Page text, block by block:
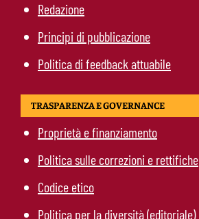
Redazione
Principi di pubblicazione
Politica di feedback attuabile
TRASPARENZA E GOVERNANCE
Proprietà e finanziamento
Politica sulle correzioni e rettifiche
Codice etico
Politica per la diversità (editoriale)